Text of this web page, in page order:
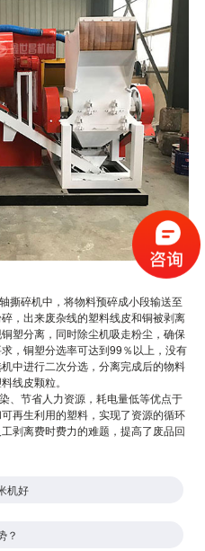
碎机中，将物料预碎成小段输送至
，出来废杂线的塑料线皮和铜被剥离
塑分离，同时除尘机吸走粉尘，确保
，铜塑分选率可达到99％以上，没有
中进行二次分选，分离完成后的物料
线皮颗粒。
节省人力资源，耗电量低等优点于
再生利用的塑料，实现了资源的循环
剥离费时费力的难题，提高了废品回
机好
？